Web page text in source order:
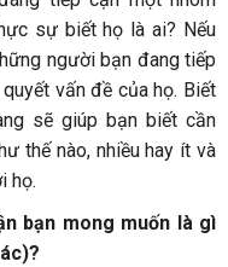
sự biết họ là ai? Nếu
người bạn đang tiếp
vấn đề của họ. Biết
sẽ giúp bạn biết cần
thế nào, nhiều hay ít và
họ.
bạn mong muốn là gì